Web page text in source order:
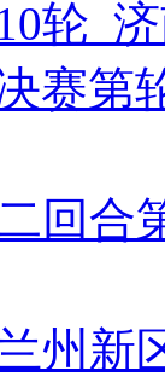
轮
赛第
回
州新